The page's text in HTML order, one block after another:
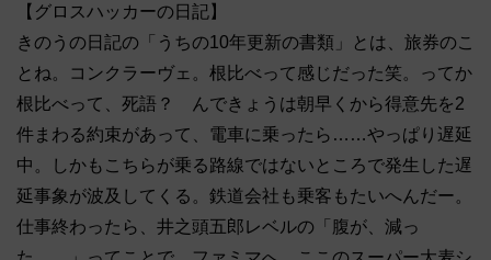
【グロスハッカーの日記】
きのうの日記の「うちの10年更新の書類」とは、旅券のこ
とね。コンクラーヴェ。根比べって感じだった笑。ってか
根比べって、死語？ んできょうは朝早くから得意先を2
件まわる約束があって、電車に乗ったら……やっぱり遅延
中。しかもこちらが乗る路線ではないところで発生した遅
延事象が波及してくる。鉄道会社も乗客もたいへんだー。
仕事終わったら、井之頭五郎レベルの「腹が、減っ